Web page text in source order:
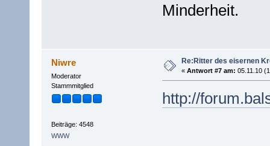
Minderheit.
Niwre
Moderator
Stammmitglied
Beiträge: 4548
WWW
Re:Ritter des eisernen
« Antwort #7 am: 05.11.10
http://